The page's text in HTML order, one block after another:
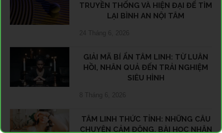
TRUYỀN THỐNG VÀ HIỆN ĐẠI ĐỂ TÌM
LẠI BÌNH AN NỘI TÂM
24 Tháng 6, 2026
GIẢI MÃ BÍ ẨN TÂM LINH: TỪ LUÂN
HỒI, NHÂN QUẢ ĐẾN TRẢI NGHIỆM
SIÊU HÌNH
8 Tháng 6, 2026
TÂM LINH THỨC TỈNH: NHỮNG CÂU
CHUYỆN CẢM ĐỘNG, BÀI HỌC NHÂN